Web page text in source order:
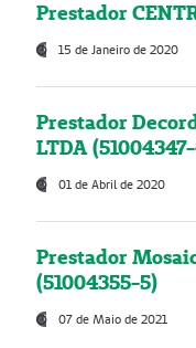
Prestador
15 de Janeiro de 2020
Prestador
LTDA
01 de Abril de 2020
Prestador
(51004355-5)
07 de Maio de 2021